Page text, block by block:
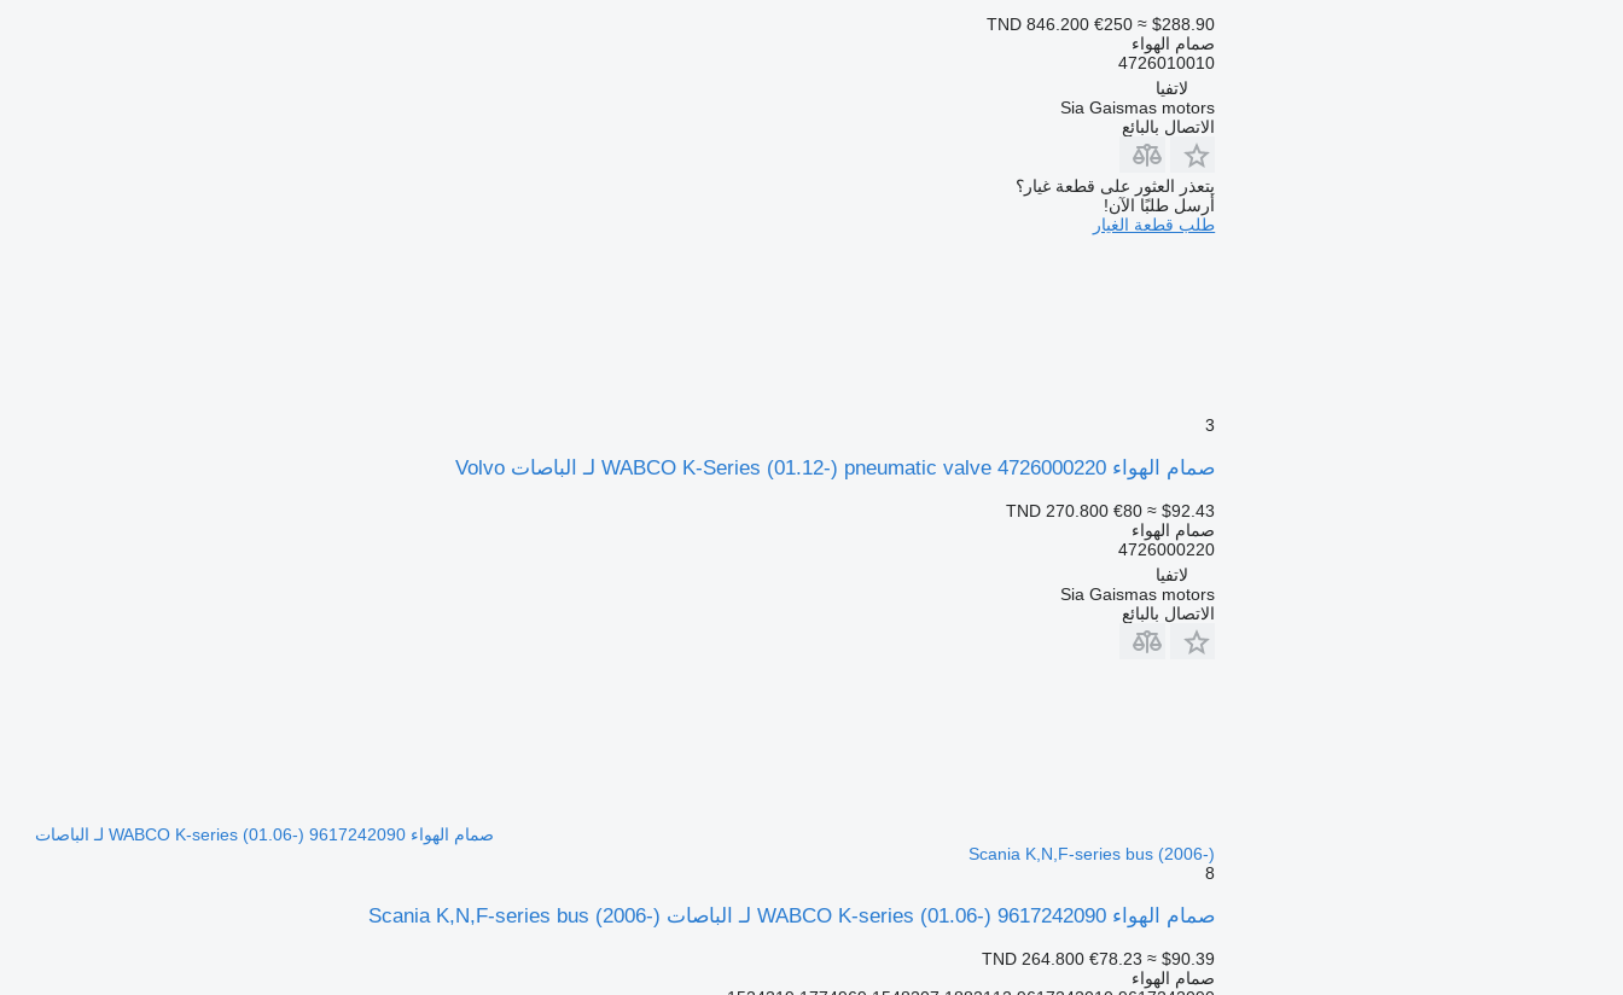
TND 846.200 €250 ≈ $288.90
صمام الهواء
4726010010
لاتفيا
Sia Gaismas motors
الاتصال بالبائع
يتعذر العثور على قطعة غيار؟
أرسل طلبًا الآن!
طلب قطعة الغيار
3
صمام الهواء WABCO K-Series (01.12-) pneumatic valve 4726000220 لـ الباصات Volvo
TND 270.800 €80 ≈ $92.43
صمام الهواء
4726000220
لاتفيا
Sia Gaismas motors
الاتصال بالبائع
صمام الهواء WABCO K-series (01.06-) 9617242090 لـ الباصات
Scania K,N,F-series bus (2006-)
8
صمام الهواء WABCO K-series (01.06-) 9617242090 لـ الباصات Scania K,N,F-series bus (2006-)
TND 264.800 €78.23 ≈ $90.39
صمام الهواء